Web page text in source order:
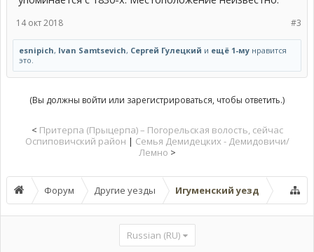
#3
14 окт 2018
esnipich, Ivan Samtsevich, Сергей Гулецкий и ещё 1-му нравится
это.
(Вы должны войти или зарегистрироваться, чтобы ответить.)
< Притерпа (Прыцерпа) – Погорельская волость, сейчас
Оспиповичский район | Семья Демидецких - Демидовичи/
Лемно >
Форум Другие уезды Игуменский уезд
Russian (RU)